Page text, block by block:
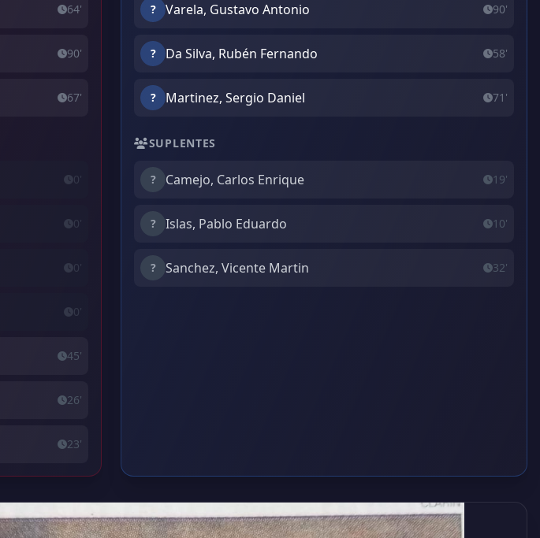
64'
90'
67'
0'
0'
0'
0'
45'
26'
23'
? Varela, Gustavo Antonio 90'
? Da Silva, Rubén Fernando 58'
? Martinez, Sergio Daniel 71'
SUPLENTES
? Camejo, Carlos Enrique 19'
? Islas, Pablo Eduardo 10'
? Sanchez, Vicente Martin 32'